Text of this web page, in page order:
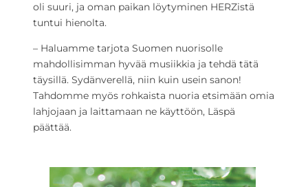
oli suuri, ja oman paikan löytyminen HERZistä
tuntui hienolta.
– Haluamme tarjota Suomen nuorisolle
mahdollisimman hyvää musiikkia ja tehdä tätä
täysillä. Sydänverellä, niin kuin usein sanon!
Tahdomme myös rohkaista nuoria etsimään omia
lahjojaan ja laittamaan ne käyttöön, Läspä
päättää.